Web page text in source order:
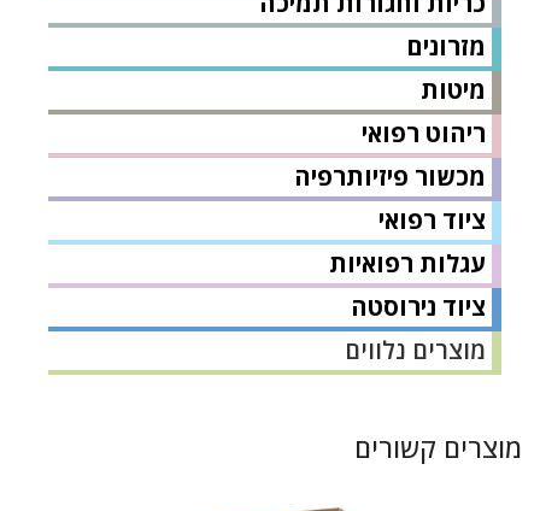
מזרונים
מיטות
ריהוט רפואי
מכשור פיזיותרפיה
ציוד רפואי
עגלות רפואיות
ציוד נירוסטה
מוצרים נלווים
מוצרים קשורים